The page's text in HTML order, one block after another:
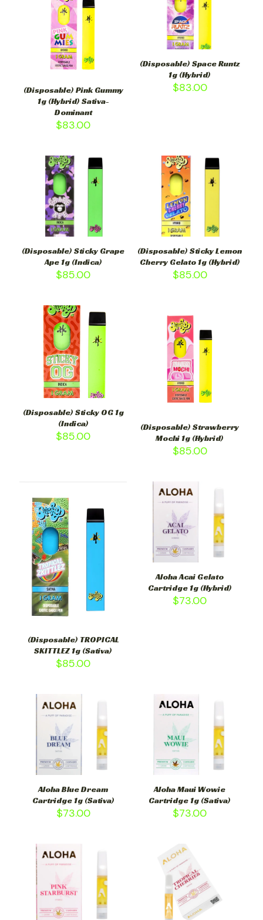
(Disposable) Pink Gummy
1g (Hybrid) Sativa-
Dominant
$83.00
(Disposable) Space Runtz
1g (Hybrid)
$83.00
(Disposable) Sticky Grape
Ape 1g (Indica)
$85.00
(Disposable) Sticky Lemon
Cherry Gelato 1g (Hybrid)
$85.00
(Disposable) Sticky OG 1g
(Indica)
$85.00
(Disposable) Strawberry
Mochi 1g (Hybrid)
$85.00
(Disposable) TROPICAL
SKITTLEZ 1g (Sativa)
$85.00
Aloha Acai Gelato
Cartridge 1g (Hybrid)
$73.00
Aloha Blue Dream
Cartridge 1g (Sativa)
$73.00
Aloha Maui Wowie
Cartridge 1g (Sativa)
$73.00